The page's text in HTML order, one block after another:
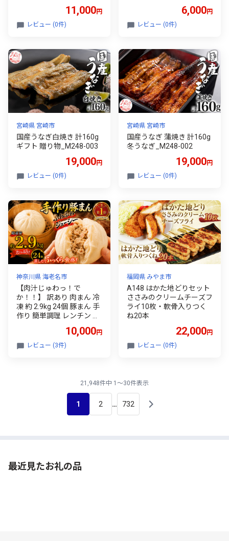
11,000円
レビュー (0件)
6,000円
レビュー (0件)
宮崎県 宮崎市
国産うなぎ白焼き 計160g
ギフト 贈り物_M248-003
19,000円
レビュー (0件)
宮崎県 宮崎市
国産うなぎ 蒲焼き 計160g
冬うなぎ_M248-002
19,000円
レビュー (0件)
神奈川県 海老名市
【肉汁じゅわっ！で
か！！】 訳あり 肉まん 冷
凍 約 2.9kg 24個 豚まん 手
作り 簡単調理 レンチン 中
ん 点心 豚肉 ぶた にくまん
ぶたまん 手軽 お惣菜 おか
0円 1万円 神奈川 海老名
10,000円
レビュー (3件)
福岡県 みやま市
A148 はかた地どりセット
ささみのクリームチーズフ
ライ10枚・軟骨入りつく
ね20本
22,000円
レビュー (0件)
21,948件中 1～30件表示
1 2 … 732
最近見たお礼の品